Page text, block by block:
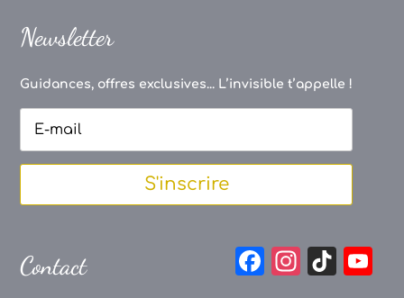
Newsletter
Guidances, offres exclusives... L’invisible t’appelle !
S'inscrire
Contact
F
In
Ti